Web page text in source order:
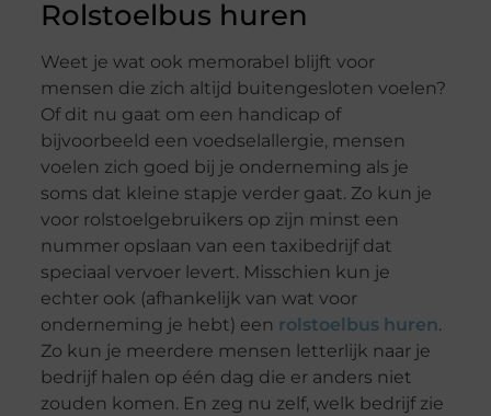
Rolstoelbus huren
Weet je wat ook memorabel blijft voor
mensen die zich altijd buitengesloten voelen?
Of dit nu gaat om een handicap of
bijvoorbeeld een voedselallergie, mensen
voelen zich goed bij je onderneming als je
soms dat kleine stapje verder gaat. Zo kun je
voor rolstoelgebruikers op zijn minst een
nummer opslaan van een taxibedrijf dat
speciaal vervoer levert. Misschien kun je
echter ook (afhankelijk van wat voor
onderneming je hebt) een rolstoelbus huren.
Zo kun je meerdere mensen letterlijk naar je
bedrijf halen op één dag die er anders niet
zouden komen. En zeg nu zelf, welk bedrijf zie